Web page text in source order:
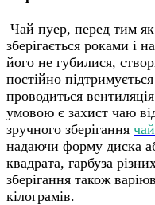
Чай пуер, перед тим
зберігається роками і
його не губилися,
постійно
проводиться
умовою є захист чаю
зручного зберігання
надаючи форму диска
квадрата, гарбуза
зберігання також
кілограмів.